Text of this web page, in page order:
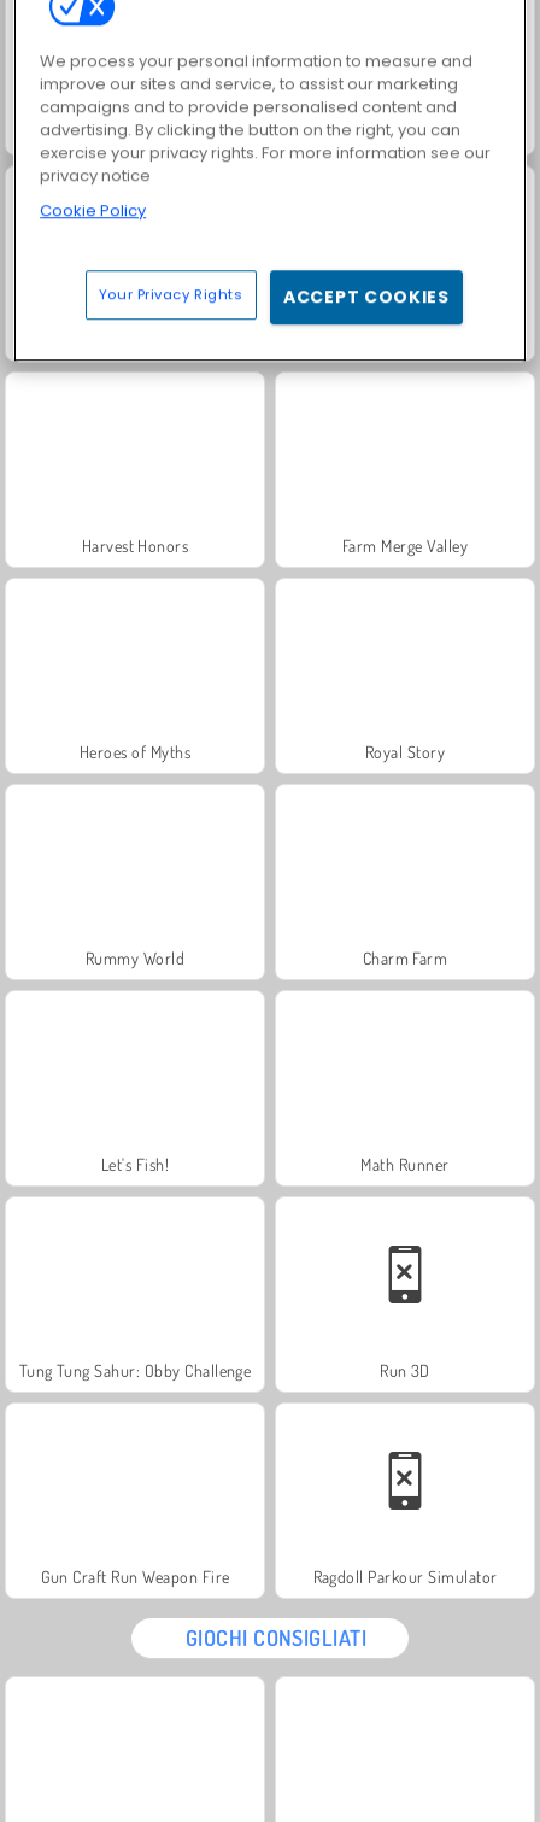
Fashion Princess - Dress Up for Girls Masha and the Bear: Meadows
Harvest Honors Farm Merge Valley
Heroes of Myths Royal Story
Rummy World Charm Farm
Let's Fish! Math Runner
Tung Tung Sahur: Obby Challenge Run 3D
Gun Craft Run Weapon Fire Ragdoll Parkour Simulator
GIOCHI CONSIGLIATI
We process your personal information to measure and
improve our sites and service, to assist our marketing
campaigns and to provide personalised content and
advertising. By clicking the button on the right, you can
exercise your privacy rights. For more information see our
privacy notice
Cookie Policy
Your Privacy Rights ACCEPT COOKIES